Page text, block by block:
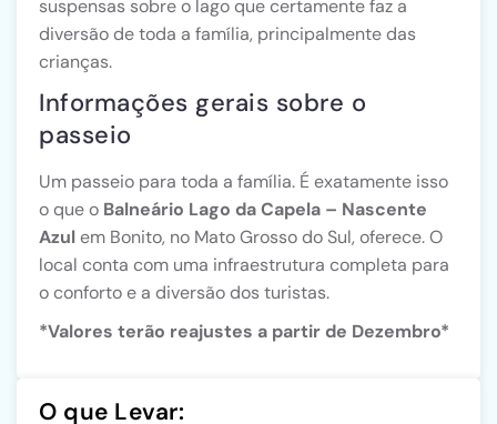
suspensas sobre o lago que certamente faz a
diversão de toda a família, principalmente das
crianças.
Informações gerais sobre o
passeio
Um passeio para toda a família. É exatamente isso
o que o Balneário Lago da Capela – Nascente
Azulem Bonito, no Mato Grosso do Sul, oferece. O
local conta com uma infraestrutura completa para
o conforto e a diversão dos turistas.
*Valores terão reajustes a partir de Dezembro*
O que Levar: